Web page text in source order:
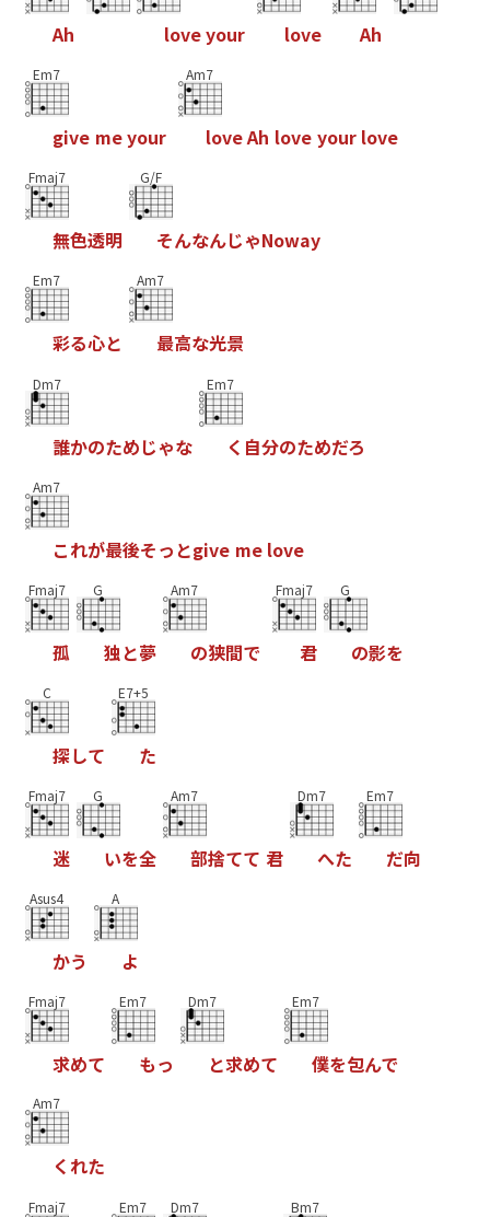
Ah loveyour love Ah
Em7
give meyour
Am7
loveAh love your love
Fmaj7
無色透明
G/F
そんなんじゃNoway
Em7
彩る心と
Am7
最高な光景
Dm7
誰かのためじゃな
Em7
く 自分のためだろ
Am7
これが最後そっ とgive me love
Fmaj7
孤
G
独と夢
Am7
の狭間で
Fmaj7
君
G
の影を
C
探して
E7+5
た
Fmaj7
迷
G
いを全
Am7
部捨てて 君
Dm7
へた
Em7
だ向
Asus4
かう
A
よ
Fmaj7
求めて
Em7
もっ
Dm7
と求めて
Em7
僕を包んで
Am7
く れた
Fmaj7 Em7 Dm7 Bm7